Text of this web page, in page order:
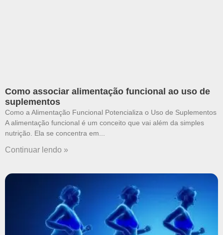
Como associar alimentação funcional ao uso de
suplementos
Como a Alimentação Funcional Potencializa o Uso de Suplementos
A alimentação funcional é um conceito que vai além da simples
nutrição. Ela se concentra em
Continuar lendo »